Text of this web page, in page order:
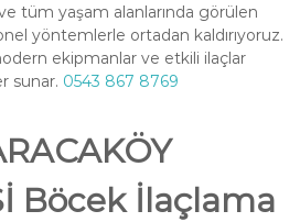
tüm yaşam alanlarında görülen
yöntemlerle ortadan kaldırıyoruz.
ekipmanlar ve etkili ilaçlar
sunar. 0543 867 8769
Böcek İlaçlama